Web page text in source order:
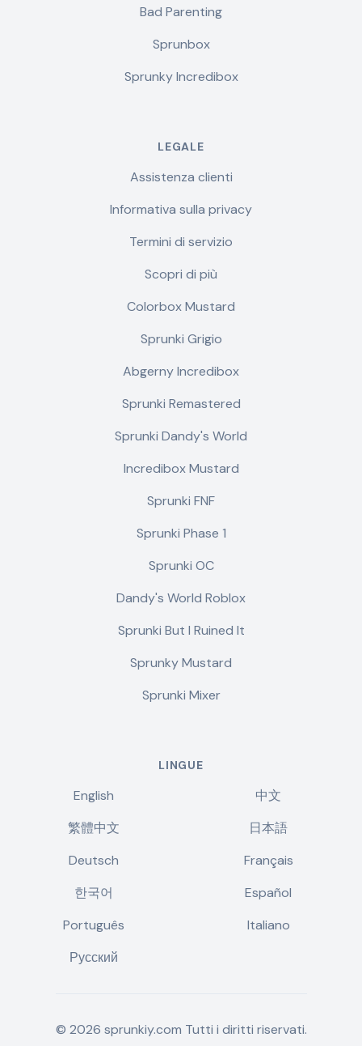
Bad Parenting
Sprunbox
Sprunky Incredibox
LEGALE
Assistenza clienti
Informativa sulla privacy
Termini di servizio
Scopri di più
Colorbox Mustard
Sprunki Grigio
Abgerny Incredibox
Sprunki Remastered
Sprunki Dandy's World
Incredibox Mustard
Sprunki FNF
Sprunki Phase 1
Sprunki OC
Dandy's World Roblox
Sprunki But I Ruined It
Sprunky Mustard
Sprunki Mixer
LINGUE
English
中文
繁體中文
日本語
Deutsch
Français
한국어
Español
Português
Italiano
Русский
© 2026 sprunkiy.com Tutti i diritti riservati.